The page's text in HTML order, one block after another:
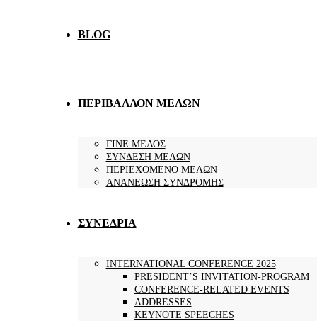
BLOG
ΠΕΡΙΒΑΛΛΟΝ ΜΕΛΩΝ
ΓΙΝΕ ΜΕΛΟΣ
ΣΥΝΔΕΣΗ ΜΕΛΩΝ
ΠΕΡΙΕΧΟΜΕΝΟ ΜΕΛΩΝ
ΑΝΑΝΕΩΣΗ ΣΥΝΔΡΟΜΗΣ
ΣΥΝΕΔΡΙΑ
INTERNATIONAL CONFERENCE 2025
PRESIDENT’S INVITATION-PROGRAM
CONFERENCE-RELATED EVENTS
ADDRESSES
KEYNOTE SPEECHES